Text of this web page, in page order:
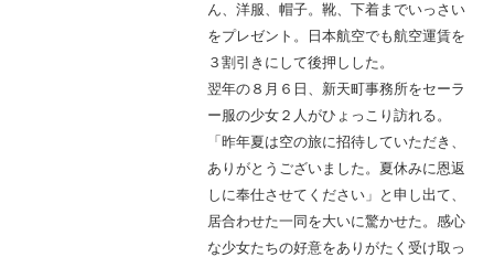
ん、洋服、帽子。靴、下着までいっさい
をプレゼント。日本航空でも航空運賃を
３割引きにして後押しした。
翌年の８月６日、新天町事務所をセーラ
ー服の少女２人がひょっこり訪れる。
「昨年夏は空の旅に招待していただき、
ありがとうございました。夏休みに恩返
しに奉仕させてください」と申し出て、
居合わせた一同を大いに驚かせた。感心
な少女たちの好意をありがたく受け取っ